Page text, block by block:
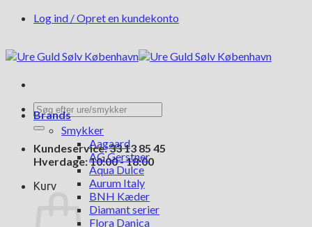
FortsætLog ind / Opret en kundekonto
Søg
efter:
Kundeservice: 33 13 85 45
Hverdage: 10:00 - 18:00
Kurv
Brands
Smykker
Aagaard
AG Gerstner
Aqua Dulce
Aurum Italy
BNH Kæder
Diamant serier
Flora Danica